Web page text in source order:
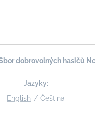
dobrovolných hasičů
Jazyky
English
Čeština